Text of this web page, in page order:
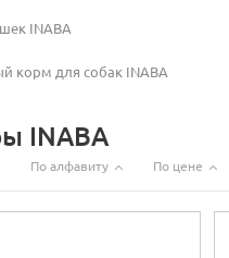
INABA
корм для собак INABA
INABA
По алфавиту По цене